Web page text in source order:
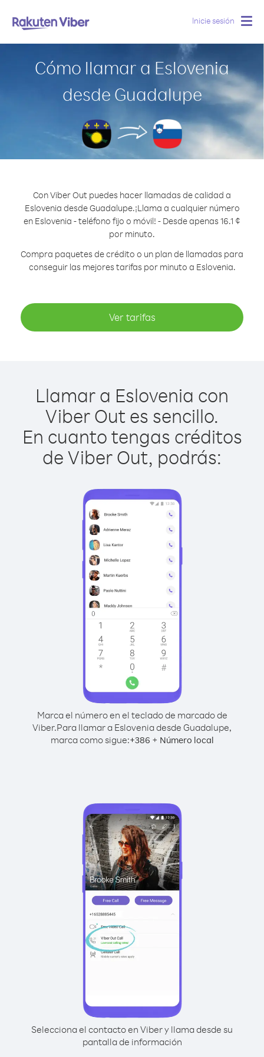
Inicie sesión
Cómo llamar a Eslovenia
desde Guadalupe
Con Viber Out puedes hacer llamadas de calidad a
Eslovenia desde Guadalupe.¡Llama a cualquier número
en Eslovenia - teléfono fijo o móvil! - Desde apenas 16.1 ¢
por minuto.
Compra paquetes de crédito o un plan de llamadas para
conseguir las mejores tarifas por minuto a Eslovenia.
Ver tarifas
Llamar a Eslovenia con
Viber Out es sencillo.
En cuanto tengas créditos
de Viber Out, podrás:
Marca el número en el teclado de marcado de
Viber.Para llamar a Eslovenia desde Guadalupe,
marca como sigue:+386 + Número local
Selecciona el contacto en Viber y llama desde su
pantalla de información